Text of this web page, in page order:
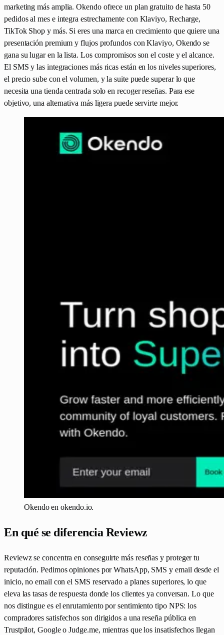
marketing más amplia. Okendo ofrece un plan gratuito de hasta 50
pedidos al mes e integra estrechamente con Klaviyo, Recharge,
TikTok Shop y más. Si eres una marca en crecimiento que quiere una
presentación premium y flujos profundos con Klaviyo, Okendo se
gana su lugar en la lista. Los compromisos son el coste y el alcance.
El SMS y las integraciones más ricas están en los niveles superiores,
el precio sube con el volumen, y la suite puede superar lo que
necesita una tienda centrada solo en recoger reseñas. Para ese
objetivo, una alternativa más ligera puede servirte mejor.
Okendo en okendo.io.
En qué se diferencia Reviewz
Reviewz se concentra en conseguirte más reseñas y proteger tu
reputación. Pedimos opiniones por WhatsApp, SMS y email desde el
inicio, no email con el SMS reservado a planes superiores, lo que
eleva las tasas de respuesta donde los clientes ya conversan. Lo que
nos distingue es el enrutamiento por sentimiento tipo NPS: los
compradores satisfechos son dirigidos a una reseña pública en
Trustpilot, Google o Judge.me, mientras que los insatisfechos llegan